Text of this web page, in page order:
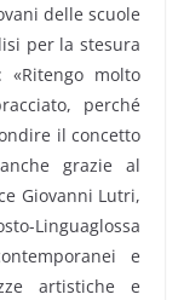
delle scuole
per la stesura
molto
perché
il concetto
grazie al
Giovanni Lutri,
Linguaglossa
e
artistiche e